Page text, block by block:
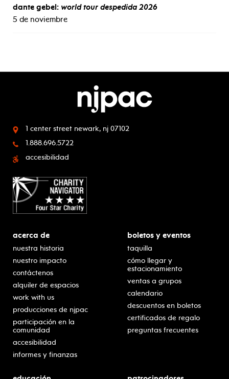
dante gebel: world tour despedida 2026
5 de noviembre
1 center street newark, nj 07102
1.888.696.5722
accesibilidad
acerca de
nuestra historia
nuestro impacto
contáctenos
alquiler de espacios
work with us
producciones de njpac
participación en la
comunidad
accesibilidad
informes y finanzas
boletos y eventos
taquilla
cómo llegar y
estacionamiento
ventas a grupos
calendario
descuentos en boletos
certificados de regalo
preguntas frecuentes